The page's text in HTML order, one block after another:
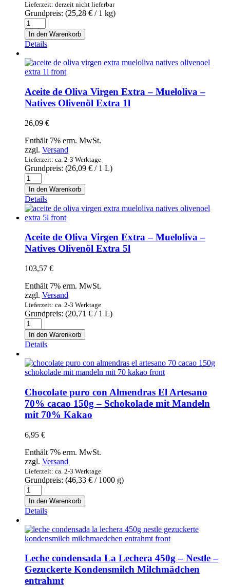
Lieferzeit: derzeit nicht lieferbar
Grundpreis: (25,28 € / 1 kg)
Polvorones
de
Estepa
de
Almendra
-
La
Ponderosa
650g
-
mit
Menge
In den Warenkorb
Details
Aceite de Oliva Virgen Extra – Mueloliva –
Natives Olivenöl Extra 1l
26,09 €
Enthält 7% erm. MwSt.
zzgl. Versand
Lieferzeit: ca. 2-3 Werktage
Grundpreis: (26,09 € / 1 L)
Aceite
de
Oliva
Virgen
Extra
–
Mueloliva
–
Natives
Extra
Menge
In den Warenkorb
Details
Aceite de Oliva Virgen Extra – Mueloliva –
Natives Olivenöl Extra 5l
103,57 €
Enthält 7% erm. MwSt.
zzgl. Versand
Lieferzeit: ca. 2-3 Werktage
Grundpreis: (20,71 € / 1 L)
Aceite
de
Oliva
Virgen
Extra
–
Mueloliva
–
Natives
Olivenöl
Extra
Menge
In den Warenkorb
Details
Chocolate puro con Almendras El Artesano
70% cacao 150g – Schokolade mit Mandeln
mit 70% Kakao
6,95 €
Enthält 7% erm. MwSt.
zzgl. Versand
Lieferzeit: ca. 2-3 Werktage
Grundpreis: (46,33 € / 1000 g)
Chocolate
puro
con
Almendras
El
Artesano
70%
cacao
150g
-
Schokolade
In den Warenkorb
Details
Leche condensada La Lechera 450g – Nestle –
Gezuckerte Kondensmilch Milchmädchen
entrahmt